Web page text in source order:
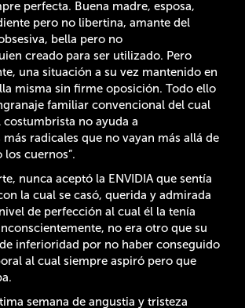
perfecta. Buena madre, esposa,
pero no libertina, amante del
bella pero no
creado para ser utilizado. Pero
una situación a su vez mantenido en
misma sin firme oposición. Todo ello
familiar convencional del cual
costumbrista no ayuda a
radicales que no vayan más allá de
los cuernos”.
nunca aceptó la ENVIDIA que sentía
la cual se casó, querida y admirada
de perfección al cual él la tenía
no era otro que su
inferioridad por no haber conseguido
al cual siempre aspiró pero que
semana de angustia y tristeza